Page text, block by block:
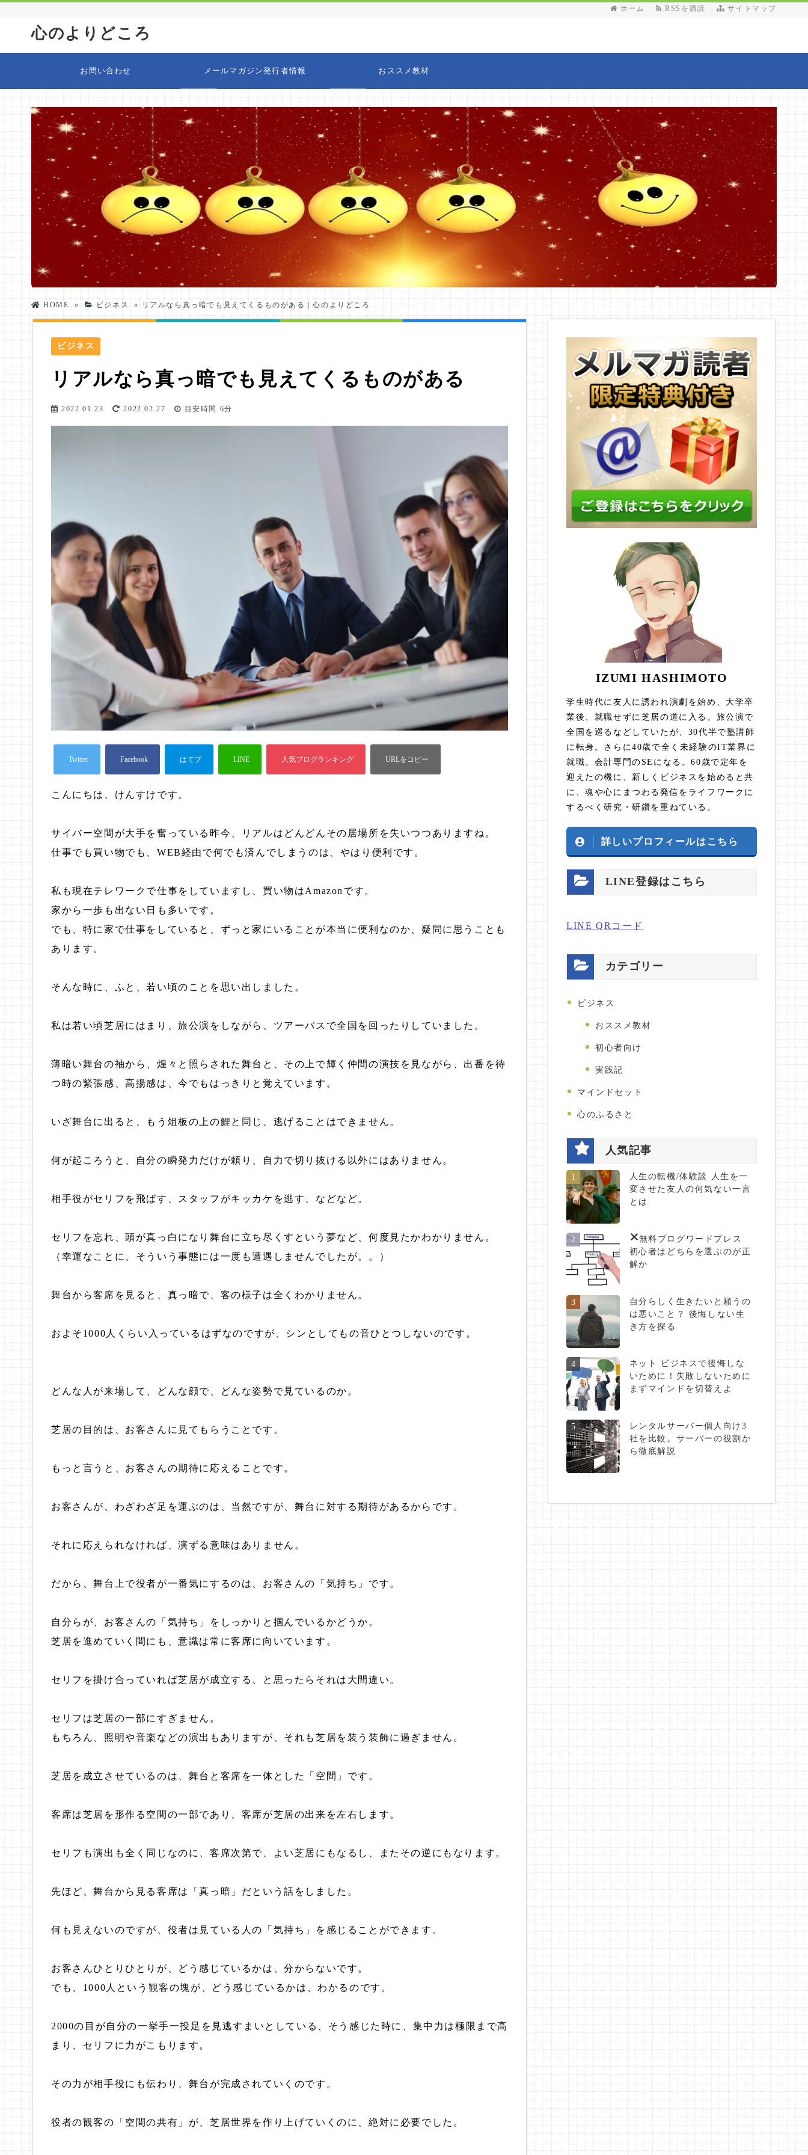
サイトマップ
RSSを購読
ホーム
心のよりどころ
お問い合わせ メールマガジン発行者情報 おススメ教材
HOME » ビジネス » リアルなら真っ暗でも見えてくるものがある | 心のよりどころ
ビジネス
リアルなら真っ暗でも見えてくるものがある
2022.01.23 2022.02.27 目安時間 6分
こんにちは、けんすけです。
サイバー空間が大手を奮っている昨今、リアルはどんどんその居場所を失いつつありますね。
仕事でも買い物でも、WEB経由で何でも済んでしまうのは、やはり便利です。
私も現在テレワークで仕事をしていますし、買い物はAmazonです。
家から一歩も出ない日も多いです。
でも、特に家で仕事をしていると、ずっと家にいることが本当に便利なのか、疑問に思うことも
あります。
そんな時に、ふと、若い頃のことを思い出しました。
私は若い頃芝居にはまり、旅公演をしながら、ツアーバスで全国を回ったりしていました。
薄暗い舞台の袖から、煌々と照らされた舞台と、その上で輝く仲間の演技を見ながら、出番を待
つ時の緊張感、高揚感は、今でもはっきりと覚えています。
いざ舞台に出ると、もう俎板の上の鯉と同じ、逃げることはできません。
何が起ころうと、自分の瞬発力だけが頼り、自力で切り抜ける以外にはありません。
相手役がセリフを飛ばす、スタッフがキッカケを逃す、などなど。
セリフを忘れ、頭が真っ白になり舞台に立ち尽くすという夢など、何度見たかわかりません。
（幸運なことに、そういう事態には一度も遭遇しませんでしたが。。）
舞台から客席を見ると、真っ暗で、客の様子は全くわかりません。
およそ1000人くらい入っているはずなのですが、シンとしてもの音ひとつしないのです。
どんな人が来場して、どんな顔で、どんな姿勢で見ているのか。
芝居の目的は、お客さんに見てもらうことです。
もっと言うと、お客さんの期待に応えることです。
お客さんが、わざわざ足を運ぶのは、当然ですが、舞台に対する期待があるからです。
それに応えられなければ、演ずる意味はありません。
だから、舞台上で役者が一番気にするのは、お客さんの「気持ち」です。
自分らが、お客さんの「気持ち」をしっかりと掴んでいるかどうか。
芝居を進めていく間にも、意識は常に客席に向いています。
セリフを掛け合っていれば芝居が成立する、と思ったらそれは大間違い。
セリフは芝居の一部にすぎません。
もちろん、照明や音楽などの演出もありますが、それも芝居を装う装飾に過ぎません。
芝居を成立させているのは、舞台と客席を一体とした「空間」です。
客席は芝居を形作る空間の一部であり、客席が芝居の出来を左右します。
セリフも演出も全く同じなのに、客席次第で、よい芝居にもなるし、またその逆にもなります。
先ほど、舞台から見る客席は「真っ暗」だという話をしました。
何も見えないのですが、役者は見ている人の「気持ち」を感じることができます。
お客さんひとりひとりが、どう感じているかは、分からないです。
でも、1000人という観客の塊が、どう感じているかは、わかるのです。
2000の目が自分の一挙手一投足を見逃すまいとしている、そう感じた時に、集中力は極限まで高
まり、セリフに力がこもります。
その力が相手役にも伝わり、舞台が完成されていくのです。
役者の観客の「空間の共有」が、芝居世界を作り上げていくのに、絶対に必要でした。
IZUMI HASHIMOTO
学生時代に友人に誘われ演劇を始め、大学卒
業後、就職せずに芝居の道に入る。旅公演で
全国を巡るなどしていたが、30代半で塾講師
に転身。さらに40歳で全く未経験のIT業界に
就職。会計専門のSEになる。60歳で定年を
迎えたの機に、新しくビジネスを始めると共
に、魂や心にまつわる発信をライフワークに
するべく研究・研鑽を重ねている。
詳しいプロフィールはこちら
LINE登録はこちら
LINE QRコード
カテゴリー
ビジネス
おススメ教材
初心者向け
実践記
マインドセット
心のふるさと
人気記事
1
人生の転機/体験談 人生を一
変させた友人の何気ない一言
とは
2 無料ブログ ワードプレス
初心者はどちらを選ぶのが正
解か
3
自分らしく生きたいと願うの
は悪いこと？ 後悔しない生
き方を探る
4
ネット ビジネスで後悔しな
いために！失敗しないために
まずマインドを切替えよ
5
レンタルサーバー個人向け3
社を比較。サーバーの役割か
ら徹底解説